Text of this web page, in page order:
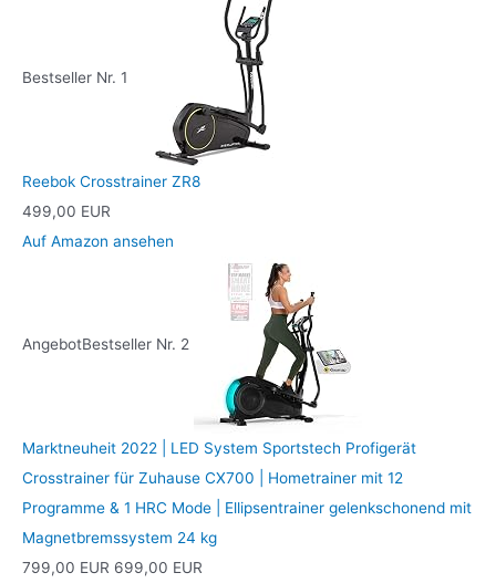
Bestseller Nr. 1
Reebok Crosstrainer ZR8
499,00 EUR
Auf Amazon ansehen
AngebotBestseller Nr. 2
Marktneuheit 2022 | LED System Sportstech Profigerät
Crosstrainer für Zuhause CX700 | Hometrainer mit 12
Programme & 1 HRC Mode | Ellipsentrainer gelenkschonend mit
Magnetbremssystem 24 kg
799,00 EUR 699,00 EUR